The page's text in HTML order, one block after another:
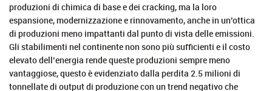
produzioni di chimica di base e dei cracking, ma la loro
espansione, modernizzazione e rinnovamento, anche in un’ottica
di produzioni meno impattanti dal punto di vista delle emissioni.
Gli stabilimenti nel continente non sono più sufficienti e il costo
elevato dell’energia rende queste produzioni sempre meno
vantaggiose, questo è evidenziato dalla perdita 2.5 milioni di
tonnellate di output di produzione con un trend negativo che